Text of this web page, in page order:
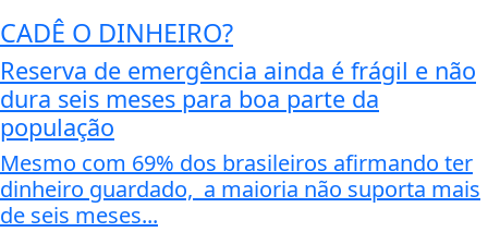
CADÊ O DINHEIRO?
Reserva de emergência ainda é frágil e não
dura seis meses para boa parte da
população
Mesmo com 69% dos brasileiros afirmando ter
dinheiro guardado, a maioria não suporta mais
de seis meses...